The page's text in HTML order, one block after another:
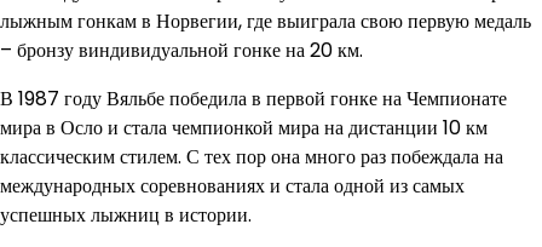
лыжным гонкам в Норвегии, где выиграла свою первую медаль
– бронзу виндивидуальной гонке на 20 км.
В 1987 году Вяльбе победила в первой гонке на Чемпионате
мира в Осло и стала чемпионкой мира на дистанции 10 км
классическим стилем. С тех пор она много раз побеждала на
международных соревнованиях и стала одной из самых
успешных лыжниц в истории.